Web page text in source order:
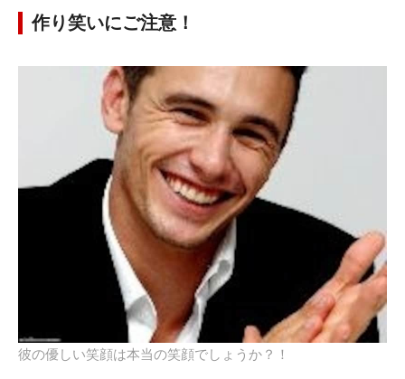
作り笑いにご注意！
彼の優しい笑顔は本当の笑顔でしょうか？！